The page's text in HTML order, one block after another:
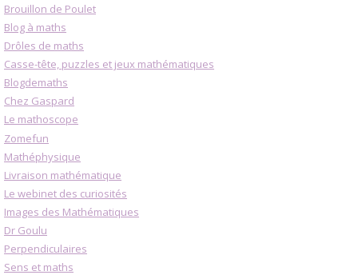
Brouillon de Poulet
Blog à maths
Drôles de maths
Casse-tête, puzzles et jeux mathématiques
Blogdemaths
Chez Gaspard
Le mathoscope
Zomefun
Mathéphysique
Livraison mathématique
Le webinet des curiosités
Images des Mathématiques
Dr Goulu
Perpendiculaires
Sens et maths